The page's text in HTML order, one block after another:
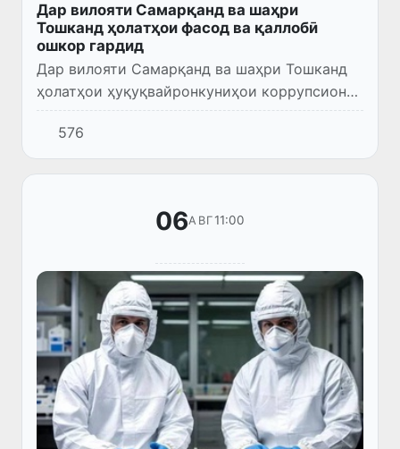
Дар вилояти Самарқанд ва шаҳри
Тошканд ҳолатҳои фасод ва қаллобӣ
ошкор гардид
Дар вилояти Самарқанд ва шаҳри Тошканд
ҳолатҳои ҳуқуқвайронкуниҳои коррупсионӣ,
ки бо тамаъҷӯии маблағ ва мусоидати
ғайриқонунӣ дар ҳалли масъалаҳо вобаста
буданд, ошкор карда шуда...
576
06АВГ11:00